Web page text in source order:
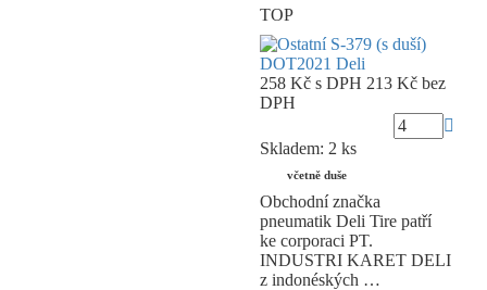
TOP
258 Kč s DPH 213 Kč bez
DPH
Skladem: 2 ks
včetně duše
Obchodní značka
pneumatik Deli Tire patří
ke corporaci PT.
INDUSTRI KARET DELI
z indonéských …